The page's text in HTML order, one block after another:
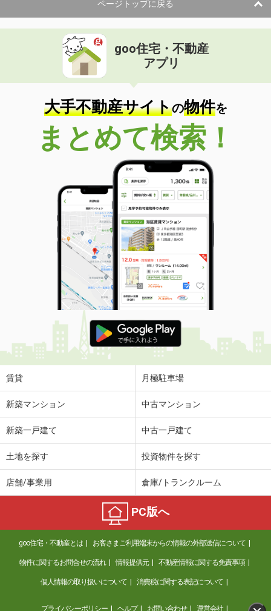
ページトップに戻る
goo住宅・不動産
アプリ
大手不動産サイトの物件を
まとめて検索！
賃貸 月極駐車場
新築マンション 中古マンション
新築一戸建て 中古一戸建て
土地を探す 投資物件を探す
店舗/事業用 倉庫/トランクルーム
PC版へ
goo住宅・不動産とは お客さまご利用端末からの情報の外部送信について
物件に関するお問合せの流れ 情報提供元 不動産情報に関する免責事項
個人情報の取り扱いについて 消費税に関する表記について
プライバシーポリシー ヘルプ お問い合わせ 運営会社